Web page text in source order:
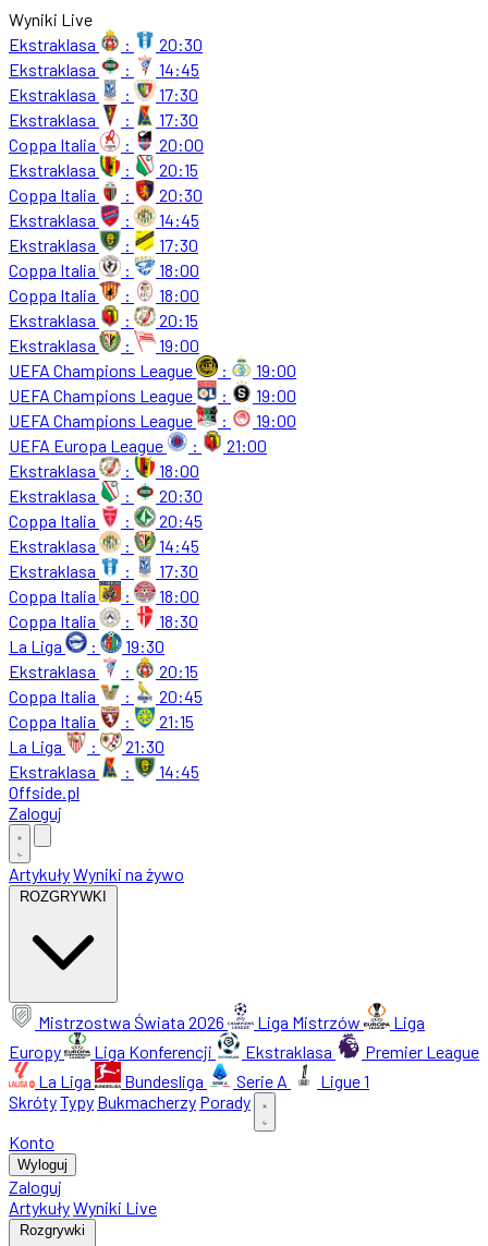
Wyniki Live
Ekstraklasa
:
20:30
Ekstraklasa
:
14:45
Ekstraklasa
:
17:30
Ekstraklasa
:
17:30
Coppa Italia
:
20:00
Ekstraklasa
:
20:15
Coppa Italia
:
20:30
Ekstraklasa
:
14:45
Ekstraklasa
:
17:30
Coppa Italia
:
18:00
Coppa Italia
:
18:00
Ekstraklasa
:
20:15
Ekstraklasa
:
19:00
UEFA Champions League
:
19:00
UEFA Champions League
:
19:00
UEFA Champions League
:
19:00
UEFA Europa League
:
21:00
Ekstraklasa
:
18:00
Ekstraklasa
:
20:30
Coppa Italia
:
20:45
Ekstraklasa
:
14:45
Ekstraklasa
:
17:30
Coppa Italia
:
18:00
Coppa Italia
:
18:30
La Liga
:
19:30
Ekstraklasa
:
20:15
Coppa Italia
:
20:45
Coppa Italia
:
21:15
La Liga
:
21:30
Ekstraklasa
:
14:45
Offside.pl
Zaloguj
ArtykułyWyniki na żywo
ROZGRYWKI
Mistrzostwa Świata 2026 Liga Mistrzów
Liga
Europy
Liga Konferencji Ekstraklasa
Premier League
La Liga
Bundesliga Serie A
Ligue 1
SkrótyTypy Bukmacherzy Porady
Konto
Wyloguj
Zaloguj
ArtykułyWyniki Live
Rozgrywki